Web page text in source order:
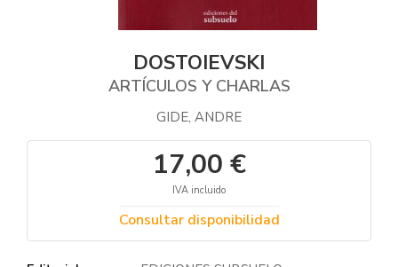
DOSTOIEVSKI
ARTÍCULOS Y CHARLAS
GIDE, ANDRE
17,00 €
IVA incluido
Consultar disponibilidad